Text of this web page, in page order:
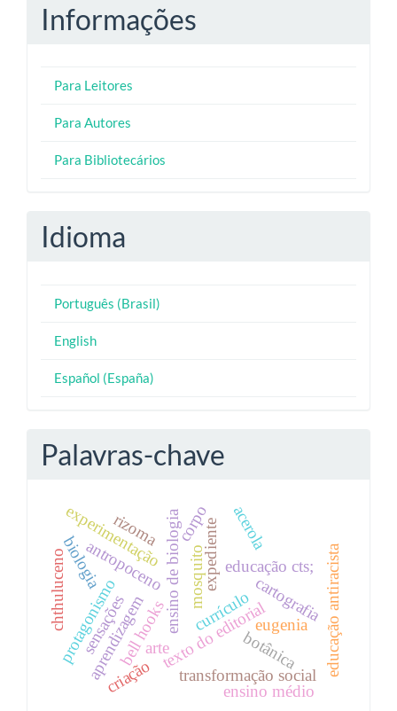
Informações
Para Leitores
Para Autores
Para Bibliotecários
Idioma
Português (Brasil)
English
Español (España)
Palavras-chave
texto do editorialeugenia
ensino de biologia
transformação social
antropoceno expediente educação cts; educação antiracista
bell hooks
experimentação
protagonismo
biologia
aprendizagem
mosquito
chthuluceno cartografia
botânica
currículo
acerola
ensino médio
rizoma
arte
corpo
sensações
criação